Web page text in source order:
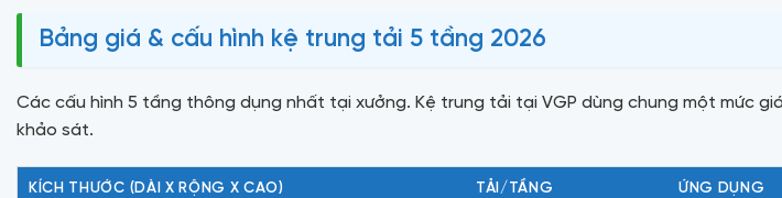
Bảng giá & cấu hình kệ trung tải 5 tầng 2026
Các cấu hình 5 tầng thông dụng nhất tại xưởng. Kệ trung tải tại VGP dùng chung một mức
khảo sát.
KÍCH THƯỚC (DÀI X RỘNG X CAO) TẢI/TẦNG ỨNG DỤNG